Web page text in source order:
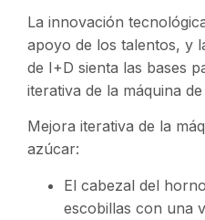
La innovación
apoyo de los talentos, y
de I+D sienta las bases
iterativa de la máquina
Mejora iterativa de la
azúcar:
El cabezal del
escobillas con una